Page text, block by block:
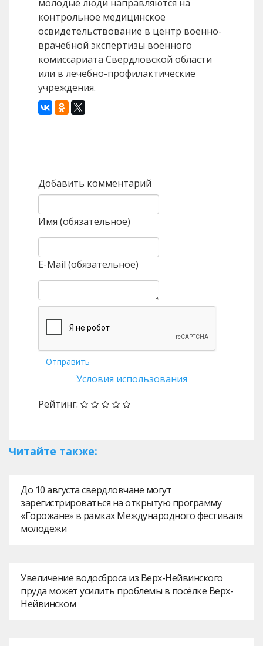
молодые люди направляются на
контрольное медицинское
освидетельствование в центр военно-
врачебной экспертизы военного
комиссариата Свердловской области
или в лечебно-профилактические
учреждения.
Добавить комментарий
Имя (обязательное)
E-Mail (обязательное)
Отправить
Условия использования
Рейтинг:
Читайте также:
До 10 августа свердловчане могут
зарегистрироваться на открытую программу
«Горожане» в рамках Международного фестиваля
молодежи
Увеличение водосброса из Верх-Нейвинского
пруда может усилить проблемы в посёлке Верх-
Нейвинском